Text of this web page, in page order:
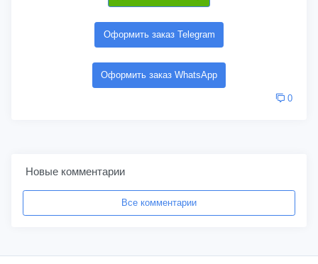
Оформить заказ Telegram
Оформить заказ WhatsApp
0
Новые комментарии
Все комментарии